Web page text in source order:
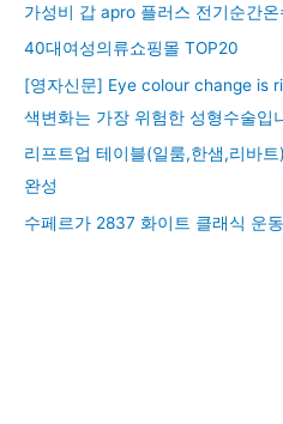
가성비 갑 apro 플러스 전기순간
40대여성의류쇼핑몰 TOP20
[영자신문] Eye colour change is
색변화는 가장 위험한 성형수술입
리프트업 테이블(일룸,한샘,리바
완성
수페르가 2837 화이트 클래식 운